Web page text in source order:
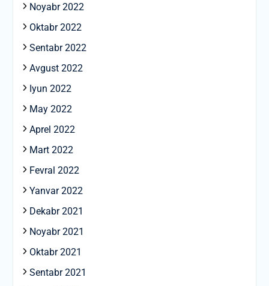
Noyabr 2022
Oktabr 2022
Sentabr 2022
Avgust 2022
Iyun 2022
May 2022
Aprel 2022
Mart 2022
Fevral 2022
Yanvar 2022
Dekabr 2021
Noyabr 2021
Oktabr 2021
Sentabr 2021